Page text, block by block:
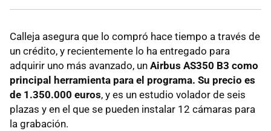
Calleja asegura que lo compró hace tiempo a través de
un crédito, y recientemente lo ha entregado para
adquirir uno más avanzado, un Airbus AS350 B3 como
principal herramienta para el programa. Su precio es
de 1.350.000 euros, y es un estudio volador de seis
plazas y en el que se pueden instalar 12 cámaras para
la grabación.